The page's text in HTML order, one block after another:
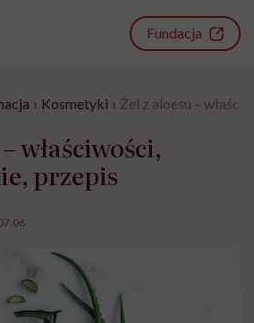
Fundacja
› Kosmetyki › Żel z aloesu –
właściwości,
przepis